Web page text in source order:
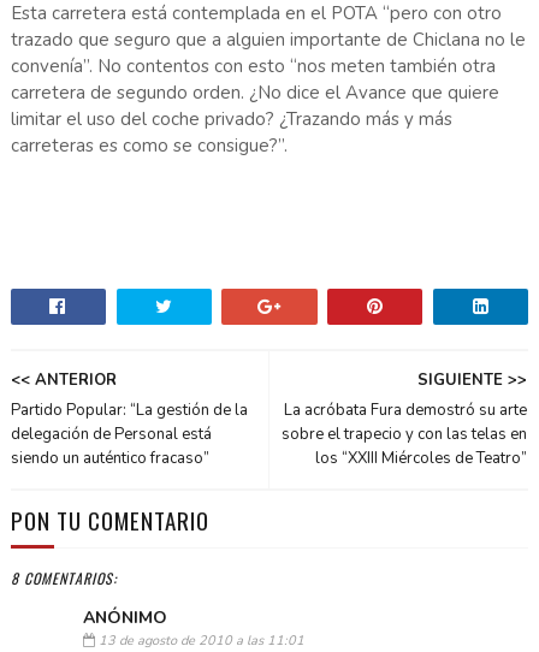
Esta carretera está contemplada en el POTA “pero con otro
trazado que seguro que a alguien importante de Chiclana no le
convenía”. No contentos con esto “nos meten también otra
carretera de segundo orden. ¿No dice el Avance que quiere
limitar el uso del coche privado? ¿Trazando más y más
carreteras es como se consigue?”.
SIGUIENTE >>
La acróbata Fura demostró su arte
sobre el trapecio y con las telas en
los “XXIII Miércoles de Teatro”
<< ANTERIOR
Partido Popular: “La gestión de la
delegación de Personal está
siendo un auténtico fracaso”
PON TU COMENTARIO
8 COMENTARIOS:
ANÓNIMO
13 de agosto de 2010 a las 11:01